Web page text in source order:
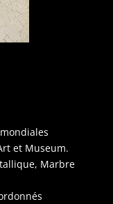
et Museum.
Marbre